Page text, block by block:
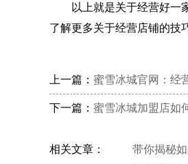
以上就是关于经营好一家
了解更多关于经营店铺的技
上一篇： 蜜雪冰城官网：经
下一篇： 蜜雪冰城加盟店如
相关文章： 带你揭秘